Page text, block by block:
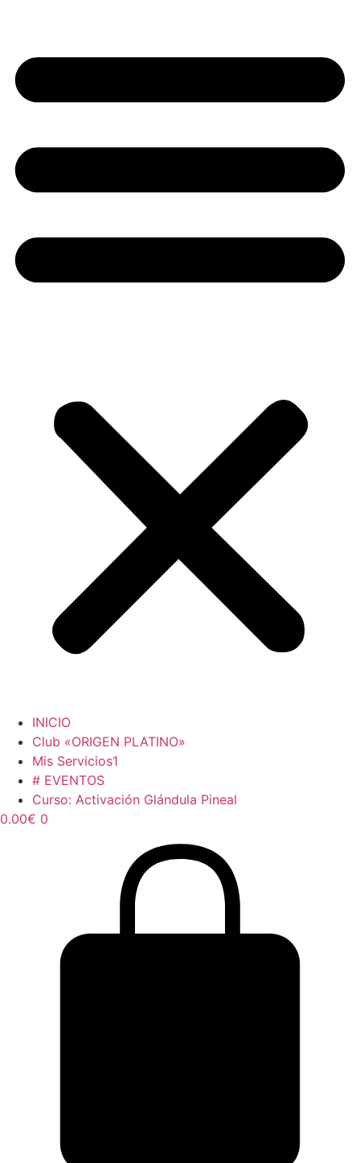
INICIO
Club «ORIGEN PLATINO»
Mis Servicios1
# EVENTOS
Curso: Activación Glándula Pineal
0.00€ 0